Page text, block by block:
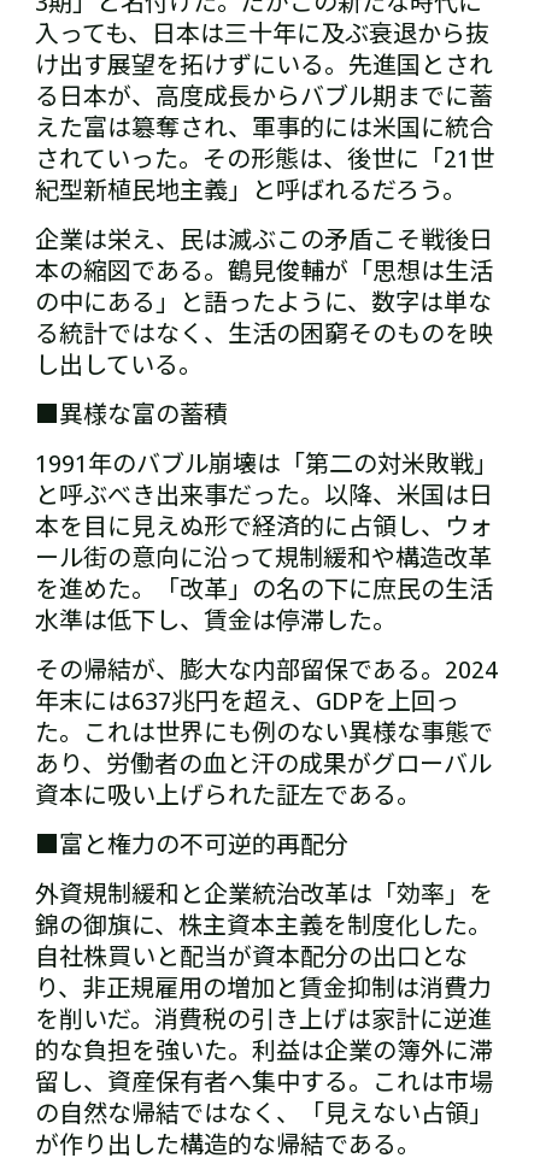
入っても、日本は三十年に及ぶ衰退から抜
け出す展望を拓けずにいる。先進国とされ
る日本が、高度成長からバブル期までに蓄
えた富は簒奪され、軍事的には米国に統合
されていった。その形態は、後世に「21世
紀型新植民地主義」と呼ばれるだろう。
企業は栄え、民は滅ぶ――この矛盾こそ戦後日
本の縮図である。鶴見俊輔が「思想は生活
の中にある」と語ったように、数字は単な
る統計ではなく、生活の困窮そのものを映
し出している。
■異様な富の蓄積
1991年のバブル崩壊は「第二の対米敗戦」
と呼ぶべき出来事だった。以降、米国は日
本を目に見えぬ形で経済的に占領し、ウォ
ール街の意向に沿って規制緩和や構造改革
を進めた。「改革」の名の下に庶民の生活
水準は低下し、賃金は停滞した。
その帰結が、膨大な内部留保である。2024
年末には637兆円を超え、GDPを上回っ
た。これは世界にも例のない異様な事態で
あり、労働者の血と汗の成果がグローバル
資本に吸い上げられた証左である。
■富と権力の不可逆的再配分
外資規制緩和と企業統治改革は「効率」を
錦の御旗に、株主資本主義を制度化した。
自社株買いと配当が資本配分の出口とな
り、非正規雇用の増加と賃金抑制は消費力
を削いだ。消費税の引き上げは家計に逆進
的な負担を強いた。利益は企業の簿外に滞
留し、資産保有者へ集中する。これは市場
の自然な帰結ではなく、「見えない占領」
が作り出した構造的な帰結である。